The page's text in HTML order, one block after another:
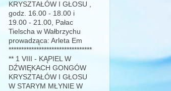
KRYSZTAŁÓW I GŁOSU ,
godz. 16.00 - 18.00 i
19.00 - 21.00, Pałac
Tielscha w Wałbrzychu
prowadząca: Arleta Em
*********************************
** 1 VIII - KĄPIEL W
DŹWIĘKACH GONGÓW
KRYSZTAŁÓW I GŁOSU
W STARYM MŁYNIE W